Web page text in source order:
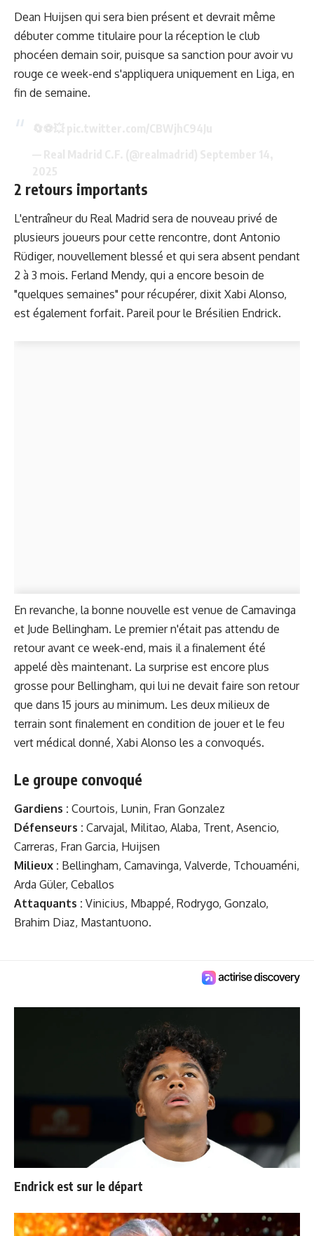
Dean Huijsen qui sera bien présent et devrait même
débuter comme titulaire pour la réception le club
phocéen demain soir, puisque sa sanction pour avoir vu
rouge ce week-end s'appliquera uniquement en Liga, en
fin de semaine.
2 retours importants
L'entraîneur du Real Madrid sera de nouveau privé de
plusieurs joueurs pour cette rencontre, dont Antonio
Rüdiger, nouvellement blessé et qui sera absent pendant
2 à 3 mois. Ferland Mendy, qui a encore besoin de
"quelques semaines" pour récupérer, dixit Xabi Alonso,
est également forfait. Pareil pour le Brésilien Endrick.
En revanche, la bonne nouvelle est venue de Camavinga
et Jude Bellingham. Le premier n'était pas attendu de
retour avant ce week-end, mais il a finalement été
appelé dès maintenant. La surprise est encore plus
grosse pour Bellingham, qui lui ne devait faire son retour
que dans 15 jours au minimum. Les deux milieux de
terrain sont finalement en condition de jouer et le feu
vert médical donné, Xabi Alonso les a convoqués.
Le groupe convoqué
Gardiens : Courtois, Lunin, Fran Gonzalez
Défenseurs : Carvajal, Militao, Alaba, Trent, Asencio,
Carreras, Fran Garcia, Huijsen
Milieux : Bellingham, Camavinga, Valverde, Tchouaméni,
Arda Güler, Ceballos
Attaquants : Vinicius, Mbappé, Rodrygo, Gonzalo,
Brahim Diaz, Mastantuono.
Endrick est sur le départ